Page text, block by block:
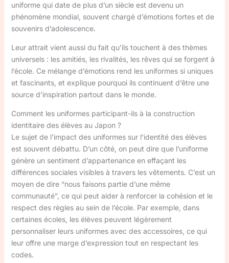
uniforme qui date de plus d’un siècle est devenu un
phénomène mondial, souvent chargé d’émotions fortes et de
souvenirs d’adolescence.
Leur attrait vient aussi du fait qu’ils touchent à des thèmes
universels : les amitiés, les rivalités, les rêves qui se forgent à
l’école. Ce mélange d’émotions rend les uniformes si uniques
et fascinants, et explique pourquoi ils continuent d’être une
source d’inspiration partout dans le monde.
Comment les uniformes participant-ils à la construction
identitaire des élèves au Japon ?
Le sujet de l’impact des uniformes sur l’identité des élèves
est souvent débattu. D’un côté, on peut dire que l’uniforme
génère un sentiment d’appartenance en effaçant les
différences sociales visibles à travers les vêtements. C’est un
moyen de dire “nous faisons partie d’une même
communauté”, ce qui peut aider à renforcer la cohésion et le
respect des règles au sein de l’école. Par exemple, dans
certaines écoles, les élèves peuvent légèrement
personnaliser leurs uniformes avec des accessoires, ce qui
leur offre une marge d’expression tout en respectant les
codes.